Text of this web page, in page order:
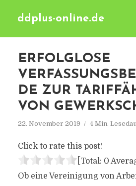
ddplus-online.de
ERFOLGLOSE
DE ZUR
VON
22. November 2019 4 Min.
Click to rate this post!
[Total: 0
Ob eine Vereinigung von